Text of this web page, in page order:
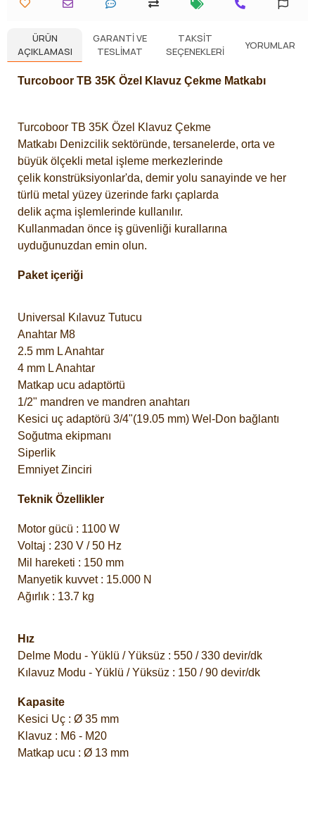
ÜRÜN
AÇIKLAMASI
GARANTI VE
TESLIMAT
TAKSIT
SEÇENEKLERI
YORUMLAR
Turcoboor TB 35K Özel Klavuz Çekme Matkabı
Turcoboor TB 35K Özel Klavuz Çekme
Matkabı Denizcilik sektöründe, tersanelerde, orta ve
büyük ölçekli metal işleme merkezlerinde
çelik konstrüksiyonlar'da, demir yolu sanayinde ve her
türlü metal yüzey üzerinde farkı çaplarda
delik açma işlemlerinde kullanılır.
Kullanmadan önce iş güvenliği kurallarına
uyduğunuzdan emin olun.
Paket içeriği
Universal Kılavuz Tutucu
Anahtar M8
2.5 mm L Anahtar
4 mm L Anahtar
Matkap ucu adaptörtü
1/2" mandren ve mandren anahtarı
Kesici uç adaptörü 3/4"(19.05 mm) Wel-Don bağlantı
Soğutma ekipmanı
Siperlik
Emniyet Zinciri
Teknik Özellikler
Motor gücü : 1100 W
Voltaj : 230 V / 50 Hz
Mil hareketi : 150 mm
Manyetik kuvvet : 15.000 N
Ağırlık : 13.7 kg
Hız
Delme Modu - Yüklü / Yüksüz : 550 / 330 devir/dk
Kılavuz Modu - Yüklü / Yüksüz : 150 / 90 devir/dk
Kapasite
Kesici Uç : Ø 35 mm
Klavuz : M6 - M20
Matkap ucu : Ø 13 mm